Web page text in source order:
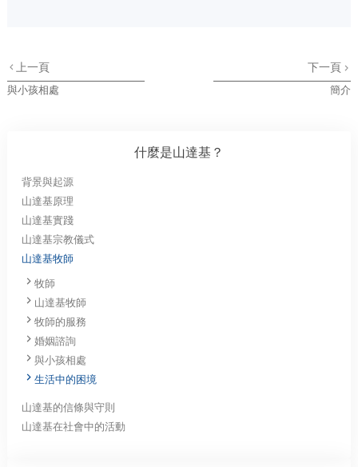
上一頁
與小孩相處
下一頁
簡介
什麼是山達基？
背景與起源
山達基原理
山達基實踐
山達基宗教儀式
山達基牧師
牧師
山達基牧師
牧師的服務
婚姻諮詢
與小孩相處
生活中的困境
山達基的信條與守則
山達基在社會中的活動